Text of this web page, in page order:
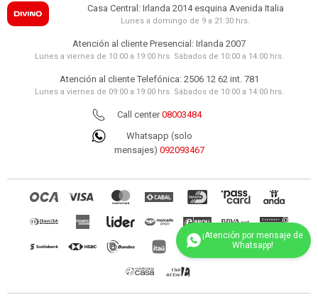
Casa Central: Irlanda 2014 esquina Avenida Italia
Lunes a domingo de 9 a 21:30 hrs.
Atención al cliente Presencial: Irlanda 2007
Lunes a viernes de 10:00 a 19:00 hrs. Sábados de 10:00 a 14:00 hrs.
Atención al cliente Telefónica: 2506 12 62 int. 781
Lunes a viernes de 09:00 a 19:00 hrs. Sábados de 10:00 a 14:00 hrs.
Call center08003484
Whatsapp (solo
mensajes) 092093467